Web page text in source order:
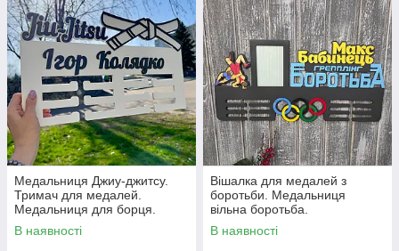
Медальниця Джиу-джитсу.
Тримач для медалей.
Медальниця для борця.
Медальниця BJJ
В наявності
Вішалка для медалей з
боротьби. Медальниця
вільна боротьба.
Медальниця грепплінг.
Подарунок для борця
В наявності